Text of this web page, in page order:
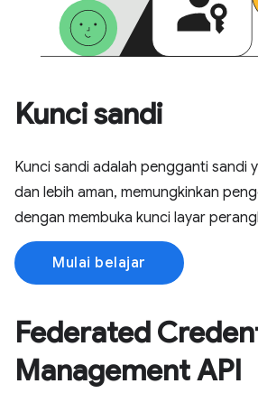
Kunci sandi
Kunci sandi adalah pengganti sandi
dan lebih aman, memungkinkan
dengan membuka kunci layar
Mulai belajar
Federated
Management API